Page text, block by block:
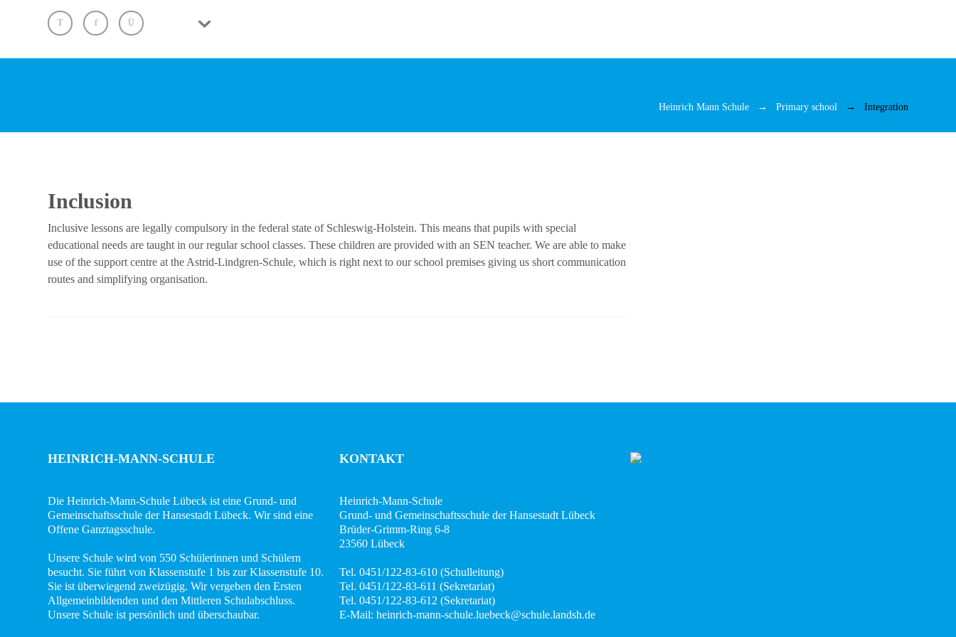
Heinrich Mann Schule Primary school Integration
Inclusion
Inclusive lessons are legally compulsory in the federal state of Schleswig-Holstein. This means that pupils with special
educational needs are taught in our regular school classes. These children are provided with an SEN teacher. We are able to make
use of the support centre at the Astrid-Lindgren-Schule, which is right next to our school premises giving us short communication
routes and simplifying organisation.
HEINRICH-MANN-SCHULE
Die Heinrich-Mann-Schule Lübeck ist eine Grund- und
Gemeinschaftsschule der Hansestadt Lübeck. Wir sind eine
Offene Ganztagsschule.
Unsere Schule wird von 550 Schülerinnen und Schülern
besucht. Sie führt von Klassenstufe 1 bis zur Klassenstufe 10.
Sie ist überwiegend zweizügig. Wir vergeben den Ersten
Allgemeinbildenden und den Mittleren Schulabschluss.
Unsere Schule ist persönlich und überschaubar.
KONTAKT
Heinrich-Mann-Schule
Grund- und Gemeinschaftsschule der Hansestadt Lübeck
Brüder-Grimm-Ring 6-8
23560 Lübeck
Tel. 0451/122-83-610 (Schulleitung)
Tel. 0451/122-83-611 (Sekretariat)
Tel. 0451/122-83-612 (Sekretariat)
E-Mail: heinrich-mann-schule.luebeck@schule.landsh.de